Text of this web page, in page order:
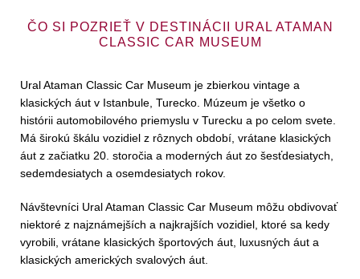
ČO SI POZRIEŤ V DESTINÁCII URAL ATAMAN
CLASSIC CAR MUSEUM
Ural Ataman Classic Car Museum je zbierkou vintage a
klasických áut v Istanbule, Turecko. Múzeum je všetko o
histórii automobilového priemyslu v Turecku a po celom svete.
Má širokú škálu vozidiel z rôznych období, vrátane klasických
áut z začiatku 20. storočia a moderných áut zo šesťdesiatych,
sedemdesiatych a osemdesiatych rokov.
Návštevníci Ural Ataman Classic Car Museum môžu obdivovať
niektoré z najznámejších a najkrajších vozidiel, ktoré sa kedy
vyrobili, vrátane klasických športových áut, luxusných áut a
klasických amerických svalových áut.